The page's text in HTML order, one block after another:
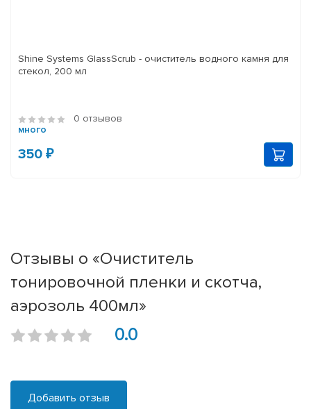
Shine Systems GlassScrub - очиститель водного камня для
стекол, 200 мл
0 отзывов
много
350 ₽
Отзывы о «Очиститель
тонировочной пленки и скотча,
аэрозоль 400мл»
0.0
Добавить отзыв